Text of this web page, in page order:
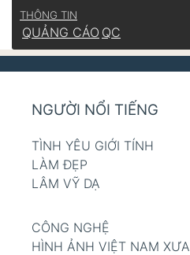
THÔNG TIN
QUẢNG CÁO QC
NGƯỜI NỔI TIẾNG
TÌNH YÊU GIỚI TÍNH
LÀM ĐẸP
LÂM VỸ DẠ
CÔNG NGHỆ
HÌNH ẢNH VIỆT NAM XƯA